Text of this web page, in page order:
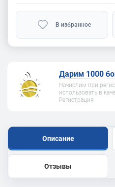
В избранное
Дарим 1000
Начислим при
использовать в
Регистрация
Описание
Отзывы